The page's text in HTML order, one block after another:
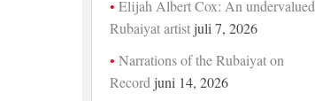
Elijah Albert Cox: An undervalued
Rubaiyat artist juli 7, 2026
Narrations of the Rubaiyat on
Record juni 14, 2026